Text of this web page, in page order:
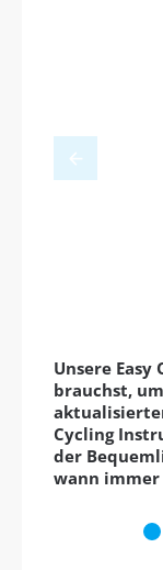
Unsere Easy
brauchst,
Cycling
der
wann